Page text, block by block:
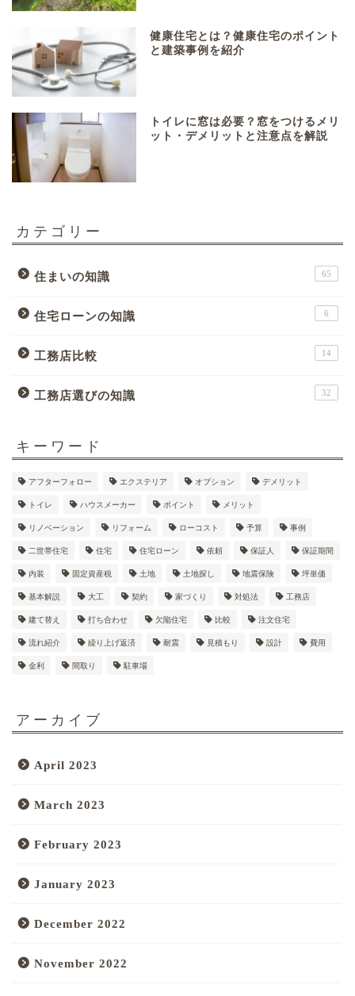
健康住宅とは？健康住宅のポイント
と建築事例を紹介
トイレに窓は必要？窓をつけるメリ
ット・デメリットと注意点を解説
カテゴリー
住まいの知識 65
住宅ローンの知識 6
工務店比較 14
工務店選びの知識 32
キーワード
アフターフォロー エクステリア オプション デメリット
トイレ ハウスメーカー ポイント メリット
リノベーション リフォーム ローコスト 予算 事例
二世帯住宅 住宅 住宅ローン 依頼 保証人 保証期間
内装 固定資産税 土地 土地探し 地震保険 坪単価
基本解説 大工 契約 家づくり 対処法 工務店
建て替え 打ち合わせ 欠陥住宅 比較 注文住宅
流れ紹介 繰り上げ返済 耐震 見積もり 設計 費用
金利 間取り 駐車場
アーカイブ
April 2023
March 2023
February 2023
January 2023
December 2022
November 2022